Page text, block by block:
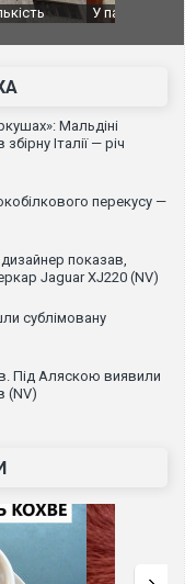
яйцями
Приїхав
до
зіркового
Мальдіні
Італії — річ
перекусу —
показав,
Jaguar XJ220 (NV)
сублімовану
Під Аляскою виявили
(NV)